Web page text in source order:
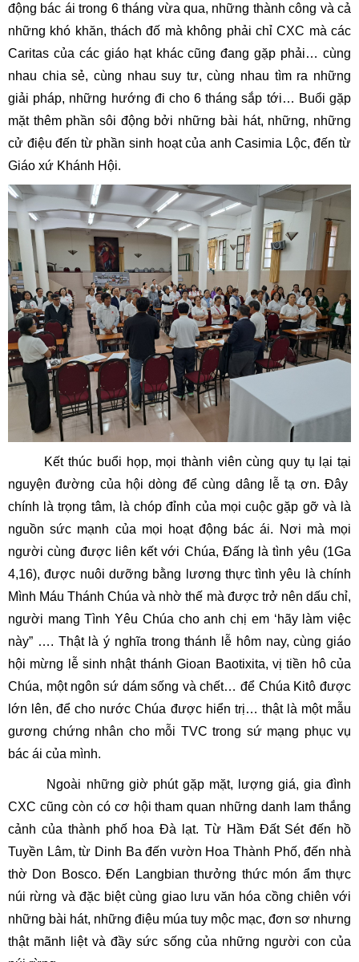
động bác ái trong 6 tháng vừa qua, những thành công và cả
những khó khăn, thách đố mà không phải chỉ CXC mà các
Caritas của các giáo hạt khác cũng đang gặp phải… cùng
nhau chia sẻ, cùng nhau suy tư, cùng nhau tìm ra những
giải pháp, những hướng đi cho 6 tháng sắp tới… Buổi gặp
mặt thêm phần sôi động bởi những bài hát, những, những
cử điệu đến từ phần sinh hoạt của anh Casimia Lộc, đến từ
Giáo xứ Khánh Hội.
Kết thúc buổi họp, mọi thành viên cùng quy tụ lại tại
nguyện đường của hội dòng để cùng dâng lễ tạ ơn. Đây
chính là trọng tâm, là chóp đỉnh của mọi cuộc gặp gỡ và là
nguồn sức mạnh của mọi hoạt động bác ái. Nơi mà mọi
người cùng được liên kết với Chúa, Đấng là tình yêu (1Ga
4,16), được nuôi dưỡng bằng lương thực tình yêu là chính
Mình Máu Thánh Chúa và nhờ thế mà được trở nên dấu chỉ,
người mang Tình Yêu Chúa cho anh chị em ‘hãy làm việc
này” …. Thật là ý nghĩa trong thánh lễ hôm nay, cùng giáo
hội mừng lễ sinh nhật thánh Gioan Baotixita, vị tiền hô của
Chúa, một ngôn sứ dám sống và chết… để Chúa Kitô được
lớn lên, để cho nước Chúa được hiển trị… thật là một mẫu
gương chứng nhân cho mỗi TVC trong sứ mạng phục vụ
bác ái của mình.
Ngoài những giờ phút gặp mặt, lượng giá, gia đình
CXC cũng còn có cơ hội tham quan những danh lam thắng
cảnh của thành phố hoa Đà lạt. Từ Hầm Đất Sét đến hồ
Tuyền Lâm, từ Dinh Ba đến vườn Hoa Thành Phố, đến nhà
thờ Don Bosco. Đến Langbian thưởng thức món ẩm thực
núi rừng và đặc biệt cùng giao lưu văn hóa cồng chiên với
những bài hát, những điệu múa tuy mộc mạc, đơn sơ nhưng
thật mãnh liệt và đầy sức sống của những người con của